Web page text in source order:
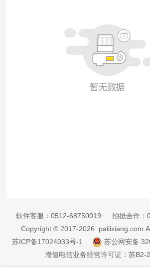
软件客服： 0512-68750019 拍摄合作：
Copyright © 2017-2026 pailixiang.com
苏ICP备17024033号-1
苏公网安备
增值电信业务经营许可证：苏B2-